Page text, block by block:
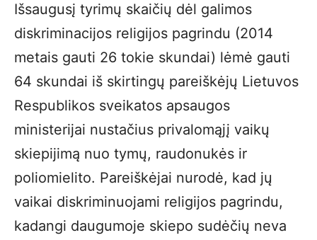
Išsaugusį tyrimų skaičių dėl galimos
diskriminacijos religijos pagrindu (2014
metais gauti 26 tokie skundai) lėmė gauti
64 skundai iš skirtingų pareiškėjų Lietuvos
Respublikos sveikatos apsaugos
ministerijai nustačius privalomąjį vaikų
skiepijimą nuo tymų, raudonukės ir
poliomielito. Pareiškėjai nurodė, kad jų
vaikai diskriminuojami religijos pagrindu,
kadangi daugumoje skiepo sudėčių neva